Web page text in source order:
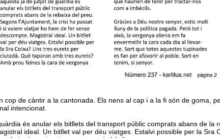
cop de càntir a la cantonada. Els nens al cap i a la fi són de goma,
intencionat.
és anular els bitllets del transport públic comprats abans de la
ideal. Un bitllet val per déu viatges. Estalvi possible per la